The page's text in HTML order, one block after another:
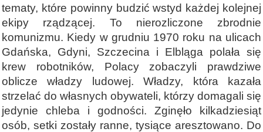
tematy, które powinny budzić wstyd każdej kolejnej
ekipy rządzącej. To nierozliczone zbrodnie
komunizmu. Kiedy w grudniu 1970 roku na ulicach
Gdańska, Gdyni, Szczecina i Elbląga polała się
krew robotników, Polacy zobaczyli prawdziwe
oblicze władzy ludowej. Władzy, która kazała
strzelać do własnych obywateli, którzy domagali się
jedynie chleba i godności. Zginęło kilkadziesiąt
osób, setki zostały ranne, tysiące aresztowano. Do